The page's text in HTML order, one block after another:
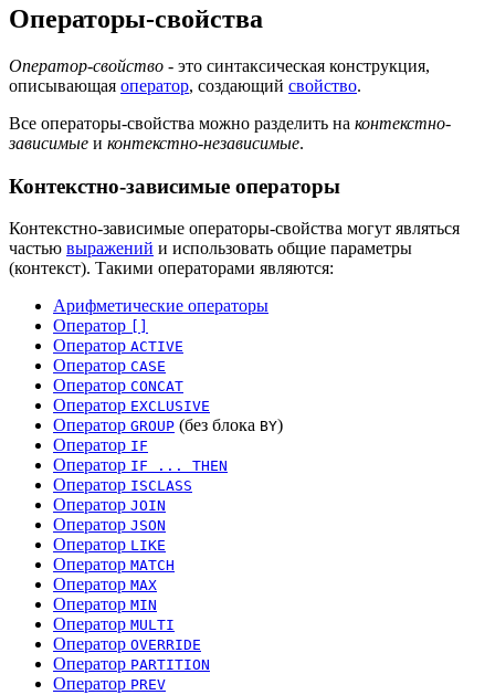
Операторы-свойства
Оператор-свойство - это синтаксическая конструкция,
описывающая оператор, создающий свойство.
Все операторы-свойства можно разделить на контекстно-
зависимые и контекстно-независимые.
Контекстно-зависимые операторы
Контекстно-зависимые операторы-свойства могут являться
частью выражений и использовать общие параметры
(контекст). Такими операторами являются:
Арифметические операторы
Оператор
Оператор ACTIVE
Оператор CASE
Оператор CONCAT
Оператор EXCLUSIVE
Оператор GROUP (без блока BY)
Оператор IF
Оператор IF ... THEN
Оператор ISCLASS
Оператор JOIN
Оператор JSON
Оператор LIKE
Оператор MATCH
Оператор MAX
Оператор MIN
Оператор MULTI
Оператор OVERRIDE
Оператор PARTITION
Оператор PREV